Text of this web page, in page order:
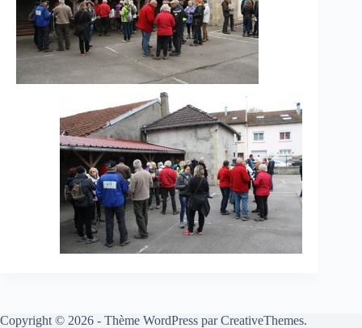
Copyright © 2026 - Thème WordPress parCreativeThemes.